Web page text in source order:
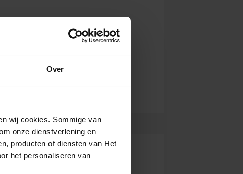
Over
wij cookies. Sommige van
onze dienstverlening en
producten of diensten van Het
het personaliseren van